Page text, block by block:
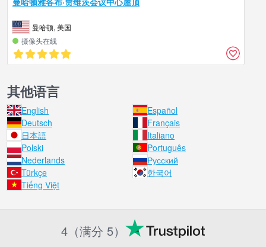
曼哈顿, 美国
摄像头在线
其他语言
English
Español
Deutsch
Français
日本語
Italiano
Polski
Português
Nederlands
Русский
Türkçe
한국어
Tiếng Việt
4（满分 5）